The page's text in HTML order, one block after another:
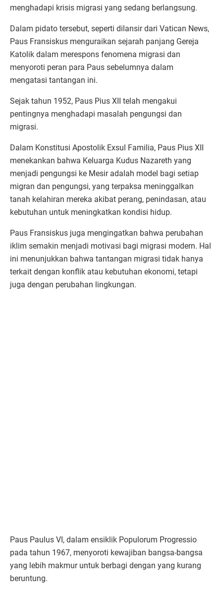
menghadapi krisis migrasi yang sedang berlangsung.
Dalam pidato tersebut, seperti dilansir dari Vatican News,
Paus Fransiskus menguraikan sejarah panjang Gereja
Katolik dalam merespons fenomena migrasi dan
menyoroti peran para Paus sebelumnya dalam
mengatasi tantangan ini.
Sejak tahun 1952, Paus Pius XII telah mengakui
pentingnya menghadapi masalah pengungsi dan
migrasi.
Dalam Konstitusi Apostolik Exsul Familia, Paus Pius XII
menekankan bahwa Keluarga Kudus Nazareth yang
menjadi pengungsi ke Mesir adalah model bagi setiap
migran dan pengungsi, yang terpaksa meninggalkan
tanah kelahiran mereka akibat perang, penindasan, atau
kebutuhan untuk meningkatkan kondisi hidup.
Paus Fransiskus juga mengingatkan bahwa perubahan
iklim semakin menjadi motivasi bagi migrasi modern. Hal
ini menunjukkan bahwa tantangan migrasi tidak hanya
terkait dengan konflik atau kebutuhan ekonomi, tetapi
juga dengan perubahan lingkungan.
Paus Paulus VI, dalam ensiklik Populorum Progressio
pada tahun 1967, menyoroti kewajiban bangsa-bangsa
yang lebih makmur untuk berbagi dengan yang kurang
beruntung.